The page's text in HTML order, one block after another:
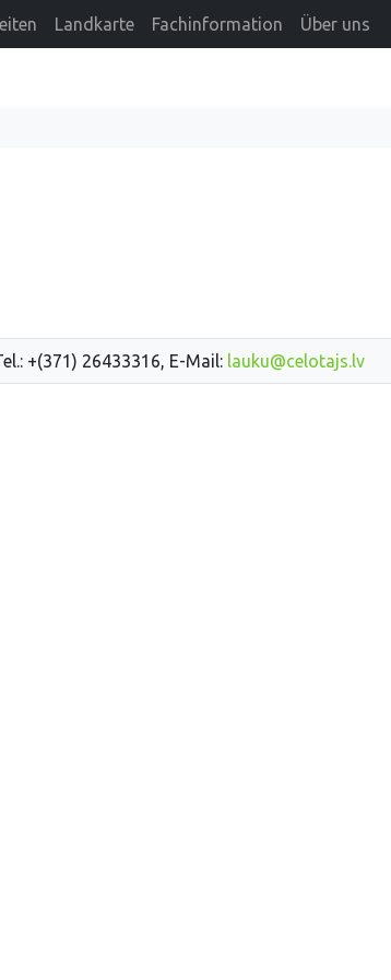
Landkarte Fachinformation Über uns
+(371) 26433316, E-Mail: lauku@celotajs.lv